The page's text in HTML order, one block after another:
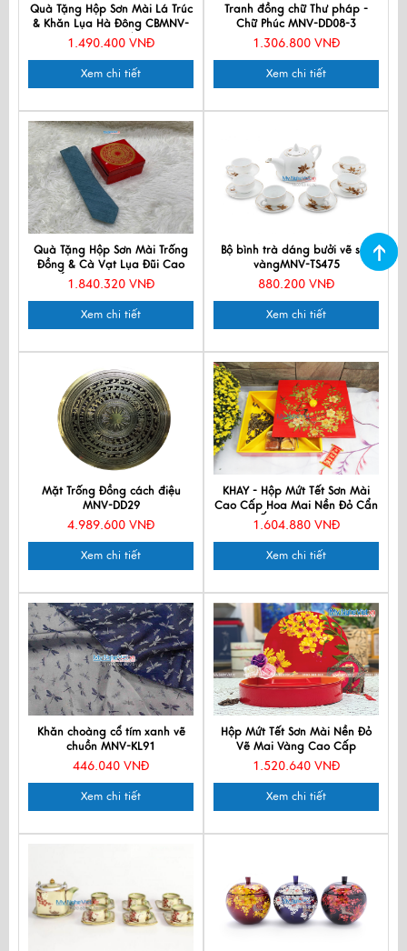
Quà Tặng Hộp Sơn Mài Lá Trúc
& Khăn Lụa Hà Đông CBMNV-
LNL45180/17
1.490.400 VNĐ
Xem chi tiết
Tranh đồng chữ Thư pháp -
Chữ Phúc MNV-DD08-3
1.306.800 VNĐ
Xem chi tiết
Quà Tặng Hộp Sơn Mài Trống
Đồng & Cà Vạt Lụa Đũi Cao
Cấp CBMNV-CRVNC3.1
1.840.320 VNĐ
Xem chi tiết
Bộ bình trà dáng bưởi vẽ sen
vàngMNV-TS475
880.200 VNĐ
Xem chi tiết
Mặt Trống Đồng cách điệu
MNV-DD29
4.989.600 VNĐ
Xem chi tiết
KHAY - Hộp Mứt Tết Sơn Mài
Cao Cấp Hoa Mai Nền Đỏ Cẩn
Ốc QTHD005-1
1.604.880 VNĐ
Xem chi tiết
Khăn choàng cổ tím xanh vẽ
chuồn MNV-KL91
446.040 VNĐ
Xem chi tiết
Hộp Mứt Tết Sơn Mài Nền Đỏ
Vẽ Mai Vàng Cao Cấp
MNVHM01
1.520.640 VNĐ
Xem chi tiết